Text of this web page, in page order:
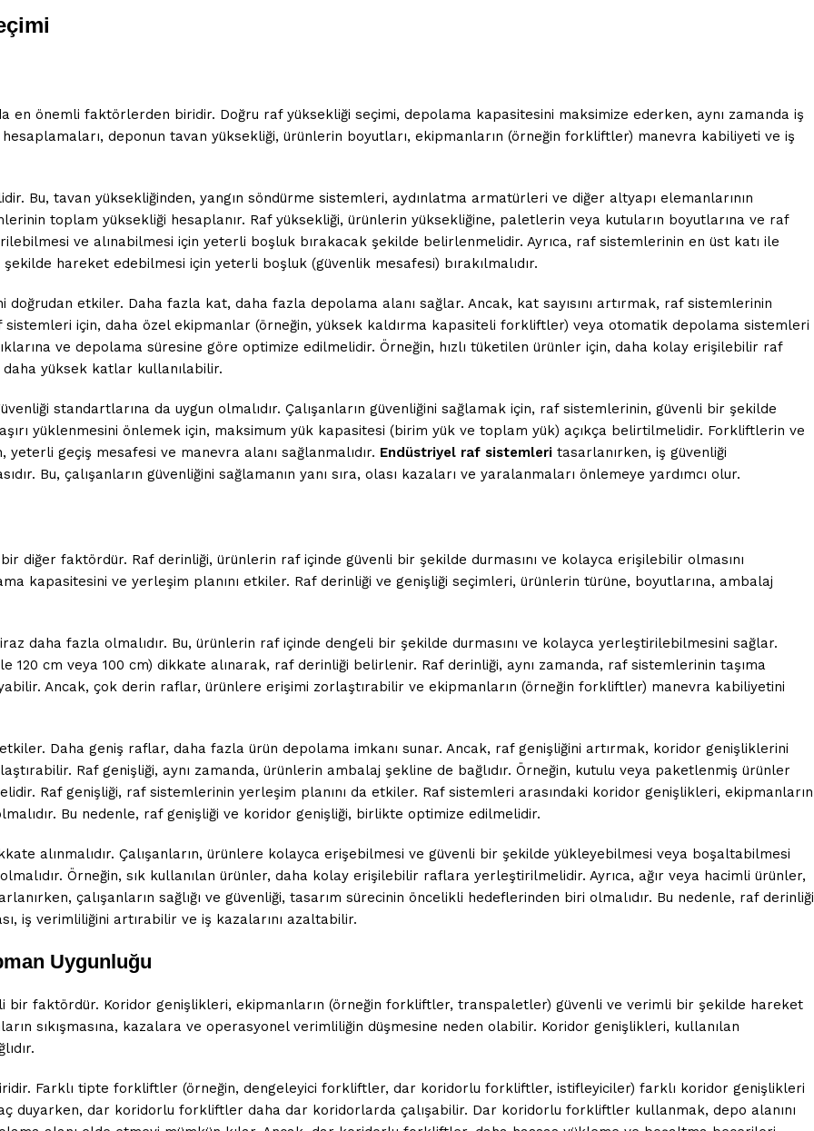
en önemli faktörlerden biridir. Doğru raf yüksekliği seçimi, depolama kapasitesini maksimize ederken, aynı zamanda iş
deponun tavan yüksekliği, ürünlerin boyutları, ekipmanların (örneğin forkliftler) manevra kabiliyeti ve iş
Bu, tavan yüksekliğinden, yangın söndürme sistemleri, aydınlatma armatürleri ve diğer altyapı elemanlarının
toplam yüksekliği hesaplanır. Raf yüksekliği, ürünlerin yüksekliğine, paletlerin veya kutuların boyutlarına ve raf
ve alınabilmesi için yeterli boşluk bırakacak şekilde belirlenmelidir. Ayrıca, raf sistemlerinin en üst katı ile
hareket edebilmesi için yeterli boşluk (güvenlik mesafesi) bırakılmalıdır.
etkiler. Daha fazla kat, daha fazla depolama alanı sağlar. Ancak, kat sayısını artırmak, raf sistemlerinin
sistemleri için, daha özel ekipmanlar (örneğin, yüksek kaldırma kapasiteli forkliftler) veya otomatik depolama sistemleri
ve depolama süresine göre optimize edilmelidir. Örneğin, hızlı tüketilen ürünler için, daha kolay erişilebilir raf
yüksek katlar kullanılabilir.
standartlarına da uygun olmalıdır. Çalışanların güvenliğini sağlamak için, raf sistemlerinin, güvenli bir şekilde
yüklenmesini önlemek için, maksimum yük kapasitesi (birim yük ve toplam yük) açıkça belirtilmelidir. Forkliftlerin ve
geçiş mesafesi ve manevra alanı sağlanmalıdır. Endüstriyel raf sistemleri tasarlanırken, iş güvenliği
Bu, çalışanların güvenliğini sağlamanın yanı sıra, olası kazaları ve yaralanmaları önlemeye yardımcı olur.
diğer faktördür. Raf derinliği, ürünlerin raf içinde güvenli bir şekilde durmasını ve kolayca erişilebilir olmasını
kapasitesini ve yerleşim planını etkiler. Raf derinliği ve genişliği seçimleri, ürünlerin türüne, boyutlarına, ambalaj
daha fazla olmalıdır. Bu, ürünlerin raf içinde dengeli bir şekilde durmasını ve kolayca yerleştirilebilmesini sağlar.
cm veya 100 cm) dikkate alınarak, raf derinliği belirlenir. Raf derinliği, aynı zamanda, raf sistemlerinin taşıma
Ancak, çok derin raflar, ürünlere erişimi zorlaştırabilir ve ekipmanların (örneğin forkliftler) manevra kabiliyetini
Daha geniş raflar, daha fazla ürün depolama imkanı sunar. Ancak, raf genişliğini artırmak, koridor genişliklerini
Raf genişliği, aynı zamanda, ürünlerin ambalaj şekline de bağlıdır. Örneğin, kutulu veya paketlenmiş ürünler
Raf genişliği, raf sistemlerinin yerleşim planını da etkiler. Raf sistemleri arasındaki koridor genişlikleri, ekipmanların
Bu nedenle, raf genişliği ve koridor genişliği, birlikte optimize edilmelidir.
alınmalıdır. Çalışanların, ürünlere kolayca erişebilmesi ve güvenli bir şekilde yükleyebilmesi veya boşaltabilmesi
Örneğin, sık kullanılan ürünler, daha kolay erişilebilir raflara yerleştirilmelidir. Ayrıca, ağır veya hacimli ürünler,
çalışanların sağlığı ve güvenliği, tasarım sürecinin öncelikli hedeflerinden biri olmalıdır. Bu nedenle, raf derinliği
iş verimliliğini artırabilir ve iş kazalarını azaltabilir.
Uygunluğu
bir faktördür. Koridor genişlikleri, ekipmanların (örneğin forkliftler, transpaletler) güvenli ve verimli bir şekilde hareket
sıkışmasına, kazalara ve operasyonel verimliliğin düşmesine neden olabilir. Koridor genişlikleri, kullanılan
Farklı tipte forkliftler (örneğin, dengeleyici forkliftler, dar koridorlu forkliftler, istifleyiciler) farklı koridor genişlikleri
duyarken, dar koridorlu forkliftler daha dar koridorlarda çalışabilir. Dar koridorlu forkliftler kullanmak, depo alanını